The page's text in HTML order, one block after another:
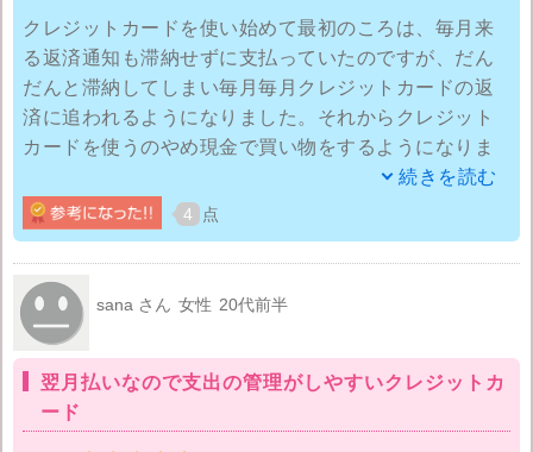
クレジットカードを使い始めて最初のころは、毎月来
る返済通知も滞納せずに支払っていたのですが、だん
だんと滞納してしまい毎月毎月クレジットカードの返
済に追われるようになりました。それからクレジット
カードを使うのやめ現金で買い物をするようになりま
クレジットカードは現金を持たずに買い物ができると
いう利点があるのですが、後からの支払いという事で
滞納してしまいクレジットカードの返済に追われた経
験のあるひとは多いと思います。
ですが、きちんと返済していれば追われることもなく
買い物のたびにポイントがたまるので、そのポイント
続きを読む
4 点
sana さん 女性 20代前半
翌月払いなので支出の管理がしやすいクレジットカ
ード